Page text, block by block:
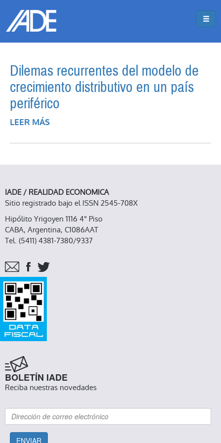
Dilemas recurrentes del modelo de
crecimiento distributivo en un país
periférico
LEER MÁS
EN UN PAÍS PERIFÉRICO
IADE / REALIDAD ECONOMICA
Sitio registrado bajo el ISSN 2545-708X
Hipólito Yrigoyen 1116 4° Piso
CABA, Argentina, C1086AAT
Tel. (5411) 4381-7380/9337
BOLETÍN IADE
Reciba nuestras novedades
ENVIAR